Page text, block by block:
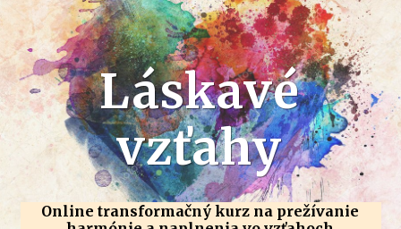
Láskavé
vzťahy
Online transformačný kurz na prežívanie